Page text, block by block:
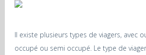
Il existe plusieurs types de viagers, avec
occupé ou semi occupé. Le type de